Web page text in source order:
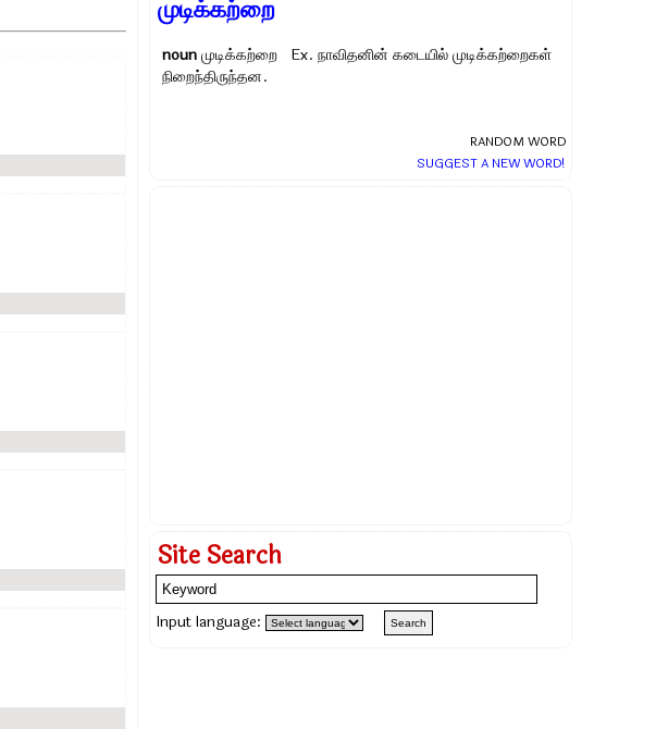
முடிக்கற்றை
nounமுடிக்கற்றை Ex. நாவிதனின் கடையில் முடிக்கற்றைகள்
நிறைந்திருந்தன.
RANDOM WORD
SUGGEST A NEW WORD!
Site Search
Input language: